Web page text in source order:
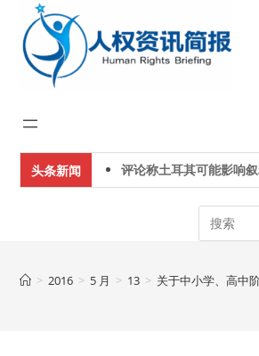
content
头条新闻 评论称土耳其可能影响叙
Search
> 2016 > 5 月 > 13 > 关于中小学、高中